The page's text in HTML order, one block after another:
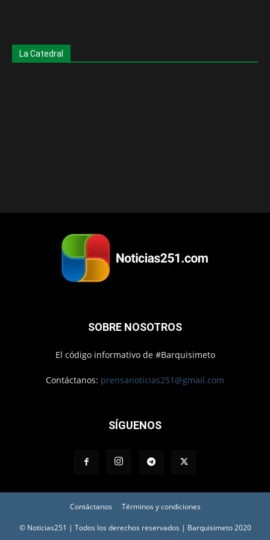
La Catedral
SOBRE NOSOTROS
El código informativo de #Barquisimeto
Contáctanos: prensanoticias251@gmail.com
SÍGUENOS
Contáctanos Términos y condiciones
© Noticias251 | Todos los derechos reservados | Barquisimeto 2020